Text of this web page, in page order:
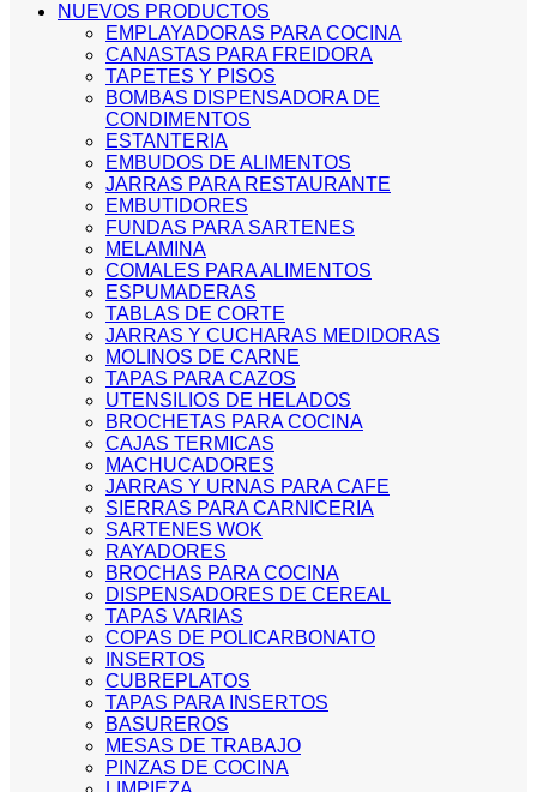
NUEVOS PRODUCTOS
EMPLAYADORAS PARA COCINA
CANASTAS PARA FREIDORA
TAPETES Y PISOS
BOMBAS DISPENSADORA DE
CONDIMENTOS
ESTANTERIA
EMBUDOS DE ALIMENTOS
JARRAS PARA RESTAURANTE
EMBUTIDORES
FUNDAS PARA SARTENES
MELAMINA
COMALES PARA ALIMENTOS
ESPUMADERAS
TABLAS DE CORTE
JARRAS Y CUCHARAS MEDIDORAS
MOLINOS DE CARNE
TAPAS PARA CAZOS
UTENSILIOS DE HELADOS
BROCHETAS PARA COCINA
CAJAS TERMICAS
MACHUCADORES
JARRAS Y URNAS PARA CAFE
SIERRAS PARA CARNICERIA
SARTENES WOK
RAYADORES
BROCHAS PARA COCINA
DISPENSADORES DE CEREAL
TAPAS VARIAS
COPAS DE POLICARBONATO
INSERTOS
CUBREPLATOS
TAPAS PARA INSERTOS
BASUREROS
MESAS DE TRABAJO
PINZAS DE COCINA